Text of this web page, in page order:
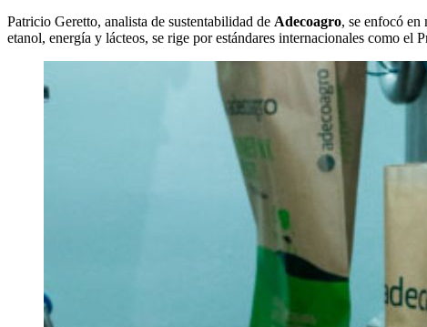
Patricio Geretto, analista de sustentabilidad de Adecoagro, se enfocó
etanol, energía y lácteos, se rige por estándares internacionales como